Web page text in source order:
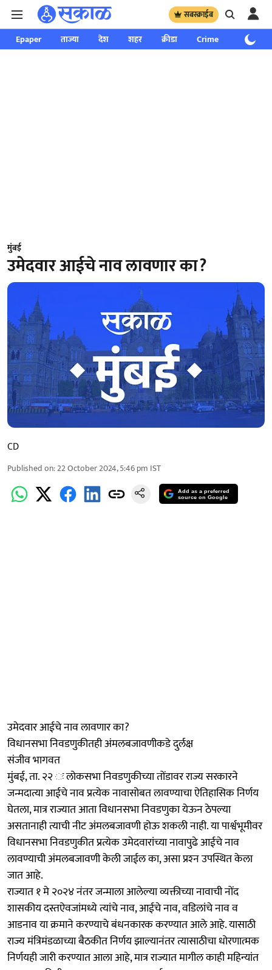
सबस्क्राईब
Epaper ताज्या देश शहर क्रीडा Crime साप्ताहिक
मुंबई
उमेदवार आईचे नाव लावणार का?
CD
Published on:22 October 2024, 5:46 pm IST
Add as a preferred
source on Google
उमेदवार आईचे नाव लावणार का?
विधानसभा निवडणुकीतही अंमलबजावणीकडे दुर्लक्ष
संजीव भागवत
मुंबई, ता. २२ ः लोकसभा निवडणुकीच्या तोंडावर राज्य सरकारने
जन्मदात्या आईचे नाव प्रत्येक नावासोबत लावण्याचा ऐतिहासिक निर्णय
घेतला, मात्र राज्यात आता विधानसभा‍ निवडणुका येऊन ठेपल्या
असतानाही त्याची नीट अंमलबजावणी होऊ शकली नाही. या पार्श्वभूमीवर
विधानसभा निवडणुकीत प्रत्येक उमेदवारांच्या नावापुढे आईचे नाव
लावण्याची अंमलबजावणी केली जाईल का, असा प्रश्‍न उपस्थित केला
जात आहे.
राज्यात १ मे २०२४ नंतर जन्माला आलेल्या व्यक्तीच्या नावाची नोंद
शासकीय दस्तऐवजांमध्ये त्यांचे नाव, आईचे नाव, वडिलांचे नाव व
आडनाव या क्रमाने करण्याचे बंधनकारक करण्यात आले आहे. यासाठी
राज्य मंत्रिमंडळाच्या बैठकीत निर्णय झाल्यानंतर त्यासाठीचा धोरणात्मक
निर्णयही जारी करण्यात आला आहे, मात्र राज्यात मागील काही महिन्यांत